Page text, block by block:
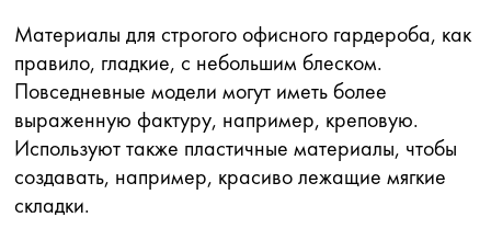
Материалы для строгого офисного гардероба, как
правило, гладкие, с небольшим блеском.
Повседневные модели могут иметь более
выраженную фактуру, например, креповую.
Используют также пластичные материалы, чтобы
создавать, например, красиво лежащие мягкие
складки.